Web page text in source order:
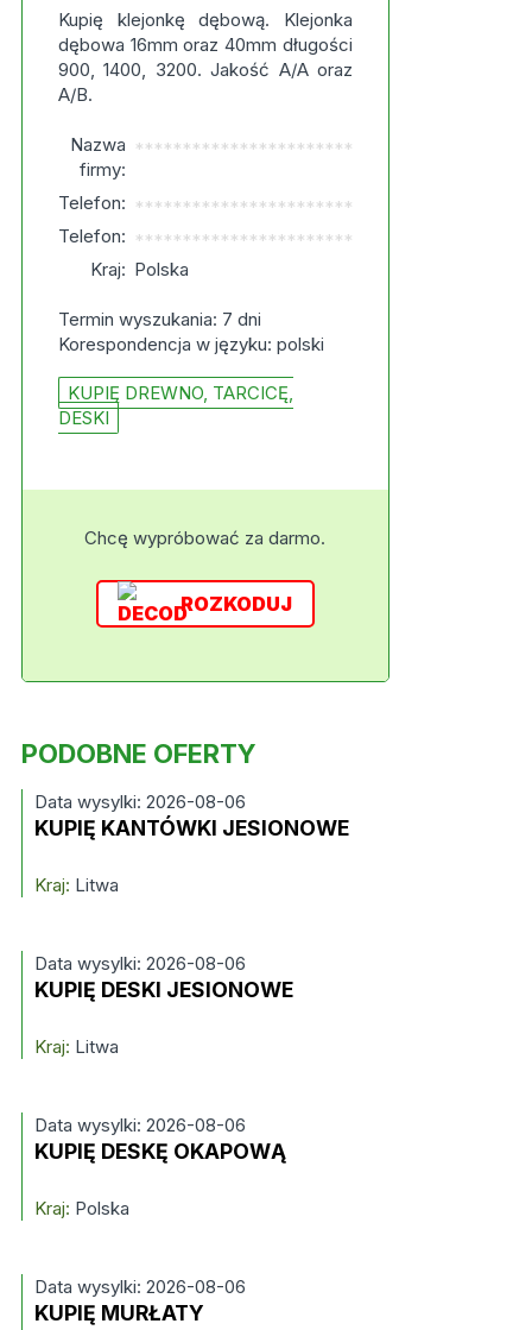
Kupię klejonkę dębową. Klejonka
dębowa 16mm oraz 40mm długości
900, 1400, 3200. Jakość A/A oraz
A/B.
Nazwa
firmy:
***********************
Telefon: ***********************
Telefon: ***********************
Kraj: Polska
Termin wyszukania: 7 dni
Korespondencja w języku: polski
KUPIĘ DREWNO, TARCICĘ,
DESKI
Chcę wypróbować za darmo.
ROZKODUJ
PODOBNE OFERTY
Data wysylki: 2026-08-06
KUPIĘ KANTÓWKI JESIONOWE
Kraj: Litwa
Data wysylki: 2026-08-06
KUPIĘ DESKI JESIONOWE
Kraj: Litwa
Data wysylki: 2026-08-06
KUPIĘ DESKĘ OKAPOWĄ
Kraj: Polska
Data wysylki: 2026-08-06
KUPIĘ MURŁATY